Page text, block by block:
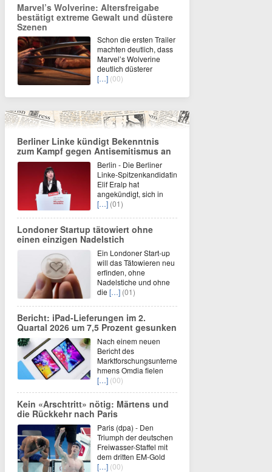
Marvel’s Wolverine: Altersfreigabe
bestätigt extreme Gewalt und düstere
Szenen
Schon die ersten Trailer
machten deutlich, dass
Marvel’s Wolverine
deutlich düsterer
[…] (00)
Berliner Linke kündigt Bekenntnis
zum Kampf gegen Antisemitismus an
Berlin - Die Berliner
Linke-Spitzenkandidatin
Elif Eralp hat
angekündigt, sich in
[…] (01)
Londoner Startup tätowiert ohne
einen einzigen Nadelstich
Ein Londoner Start-up
will das Tätowieren neu
erfinden, ohne
Nadelstiche und ohne
die […] (01)
Bericht: iPad-Lieferungen im 2.
Quartal 2026 um 7,5 Prozent gesunken
Nach einem neuen
Bericht des
Marktforschungsunterne
hmens Omdia fielen
[…] (00)
Kein «Arschtritt» nötig: Märtens und
die Rückkehr nach Paris
Paris (dpa) - Den
Triumph der deutschen
Freiwasser-Staffel mit
dem dritten EM-Gold
[…] (00)